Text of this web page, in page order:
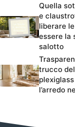
Quella
e
liberare
essere la
salotto
trucco
l’arredo